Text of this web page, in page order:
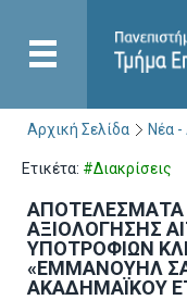
Αρχική Σελίδα Νέα
Ετικέτα: #Διακρίσεις
ΑΠΟΤΕΛΕΣΜΑΤΑ
ΑΞΙΟΛΟΓΗΣΗΣ
ΥΠΟΤΡΟΦΙΩΝ
«ΕΜΜΑΝΟΥΗΛ
ΑΚΑΔΗΜΑΪΚΟΥ